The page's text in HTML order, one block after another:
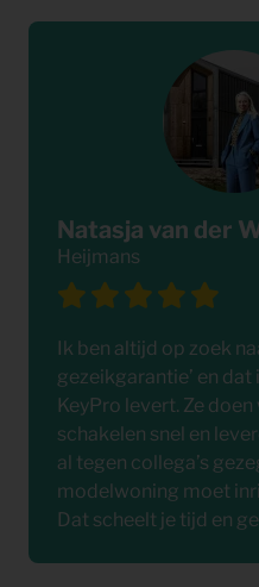
Natasja van der
Heijmans
Ik ben altijd op zoek
gezeikgarantie’ en dat
KeyPro levert. Ze
schakelen snel en
al tegen collega’s
modelwoning moet
Dat scheelt je tijd en